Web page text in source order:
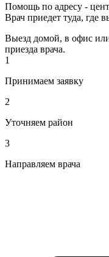
Помощь по адресу -
Врач приедет туда, где
Выезд домой, в офис
приезда врача.
1
Принимаем заявку
2
Уточняем район
3
Направляем врача